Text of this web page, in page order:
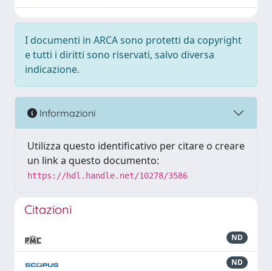
I documenti in ARCA sono protetti da copyright
e tutti i diritti sono riservati, salvo diversa
indicazione.
Informazioni
Utilizza questo identificativo per citare o creare
un link a questo documento:
https://hdl.handle.net/10278/3586
Citazioni
ND
ND